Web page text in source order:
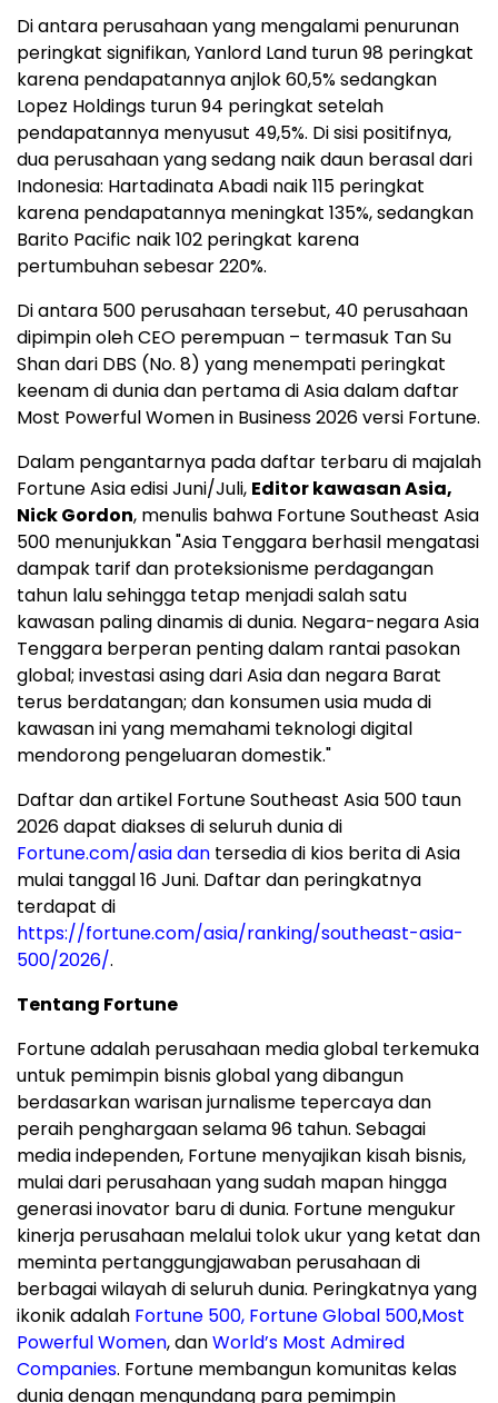
Di antara perusahaan yang mengalami penurunan
peringkat signifikan, Yanlord Land turun 98 peringkat
karena pendapatannya anjlok 60,5% sedangkan
Lopez Holdings turun 94 peringkat setelah
pendapatannya menyusut 49,5%. Di sisi positifnya,
dua perusahaan yang sedang naik daun berasal dari
Indonesia: Hartadinata Abadi naik 115 peringkat
karena pendapatannya meningkat 135%, sedangkan
Barito Pacific naik 102 peringkat karena
pertumbuhan sebesar 220%.
Di antara 500 perusahaan tersebut, 40 perusahaan
dipimpin oleh CEO perempuan – termasuk Tan Su
Shan dari DBS (No. 8) yang menempati peringkat
keenam di dunia dan pertama di Asia dalam daftar
Most Powerful Women in Business 2026 versi Fortune.
Dalam pengantarnya pada daftar terbaru di majalah
Fortune Asia edisi Juni/Juli, Editor kawasan Asia,
Nick Gordon, menulis bahwa Fortune Southeast Asia
500 menunjukkan "Asia Tenggara berhasil mengatasi
dampak tarif dan proteksionisme perdagangan
tahun lalu sehingga tetap menjadi salah satu
kawasan paling dinamis di dunia. Negara-negara Asia
Tenggara berperan penting dalam rantai pasokan
global; investasi asing dari Asia dan negara Barat
terus berdatangan; dan konsumen usia muda di
kawasan ini yang memahami teknologi digital
mendorong pengeluaran domestik."
Daftar dan artikel Fortune Southeast Asia 500 taun
2026 dapat diakses di seluruh dunia di
Fortune.com/asia dan tersedia di kios berita di Asia
mulai tanggal 16 Juni. Daftar dan peringkatnya
terdapat di
https://fortune.com/asia/ranking/southeast-asia-
500/2026/.
Tentang Fortune
Fortune adalah perusahaan media global terkemuka
untuk pemimpin bisnis global yang dibangun
berdasarkan warisan jurnalisme tepercaya dan
peraih penghargaan selama 96 tahun. Sebagai
media independen, Fortune menyajikan kisah bisnis,
mulai dari perusahaan yang sudah mapan hingga
generasi inovator baru di dunia. Fortune mengukur
kinerja perusahaan melalui tolok ukur yang ketat dan
meminta pertanggungjawaban perusahaan di
berbagai wilayah di seluruh dunia. Peringkatnya yang
ikonik adalah Fortune 500, Fortune Global 500,Most
Powerful Women, danWorld’s Most Admired
Companies. Fortune membangun komunitas kelas
dunia dengan mengundang para pemimpin